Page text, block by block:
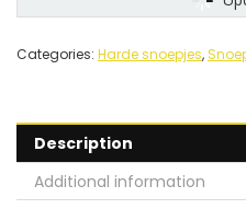
Categories: Harde snoepjes,
Description
Additional information